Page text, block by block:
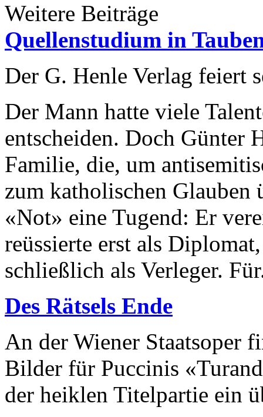
Weitere Beiträge
Quellenstudium in
Der G. Henle Verlag feiert
Der Mann hatte viele
entscheiden. Doch Günter
Familie, die, um
zum katholischen Glauben
«Not» eine Tugend: Er
reüssierte erst als
schließlich als Verleger.
Des Rätsels Ende
An der Wiener Staatsoper
Bilder für Puccinis
der heiklen Titelpartie ein